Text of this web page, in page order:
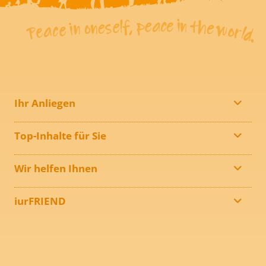
Ihr Anliegen
Top-Inhalte für Sie
Wir helfen Ihnen
iurFRIEND